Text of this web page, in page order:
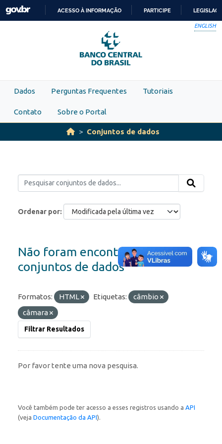
Skip to main content
PARA
O
CONTEÚDO
ACESSO À INFORMAÇÃO PARTICIPE
ENGLISH
Dados Perguntas Frequentes Tutoriais
Contato Sobre o Portal
Conjuntos de dados
Ordenar por
Não foram encontrados
conjuntos de dados
Formatos: HTML Etiquetas:
câmbio
câmara
Filtrar Resultados
Por favor tente uma nova pesquisa.
Você também pode ter acesso a esses registros usando a API
(veja Documentação da API).